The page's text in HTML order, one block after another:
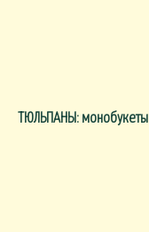
ТЮЛЬПАНЫ: монобукеты